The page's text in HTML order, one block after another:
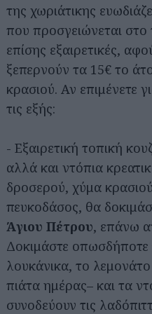
της χωριάτικης
που προσγειώνεται στο
επίσης εξαιρετικές,
ξεπερνούν τα 15€ το
κρασιού. Αν επιμένετε
τις εξής:
- Εξαιρετική τοπική
αλλά και ντόπια
δροσερού, χύμα
πευκοδάσος, θα
Άγιου Πέτρου, επάνω
Δοκιμάστε οπωσδήποτε
λουκάνικα, το
πιάτα ημέρας– και τα
συνοδεύουν τις